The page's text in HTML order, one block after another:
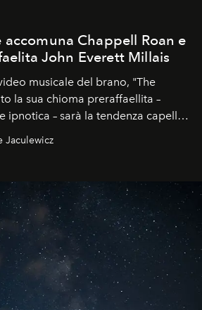
Chappell Roan e
John Everett Millais
musicale del brano, "The
la sua chioma preraffaellita –
ipnotica – sarà la tendenza capelli
Jaculewicz